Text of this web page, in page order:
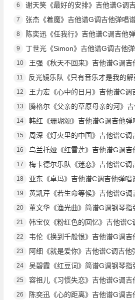
6 谢天笑《最好的安排》吉他谱G调
7 张杰《着魔》吉他谱G调吉他弹唱
8 陈奕迅《任我行》吉他谱C调吉他
9 丁世光《Simon》吉他谱G调吉他
10 王强《秋天不回来》吉他谱G调吉
11 反光镜乐队《只有音乐才是我的解
12 王力宏《心中的日月》吉他谱C调
13 腾格尔《父亲的草原母亲的河》
14 韩红《珊瑚颂》吉他谱G调吉他弹
15 周深《灯火里的中国》吉他谱C调
16 乌兰托娅《红雪莲》吉他谱G调吉
17 梅卡德尔乐队《迷恋》吉他谱C调
18 亚东《卓玛》吉他谱C调吉他弹唱
19 黄凯芹《若生命等候》吉他谱G调
20 董文华《渔光曲》简谱G调钢琴指
21 韩宝仪《粉红色的回忆》吉他谱C
22 韦伦《换到千般恨》吉他谱G调吉
23 阿细《就是爱你》吉他谱C调吉他
24 吴碧霞《红豆词》简谱G调钢琴指
25 容祖儿《习惯失恋》吉他谱G调吉
26 陈奕迅《心的距离》吉他谱G调吉